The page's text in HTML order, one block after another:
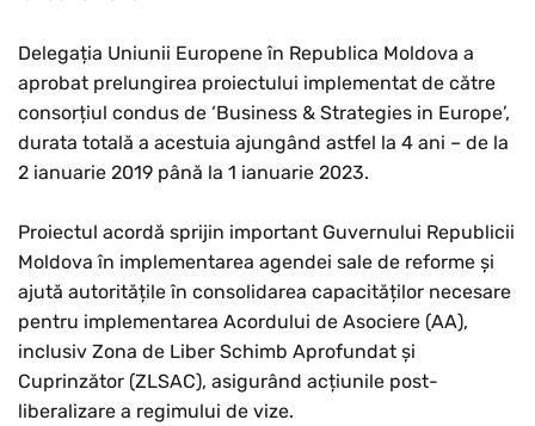
Delegația Uniunii Europene în Republica Moldova a
aprobat prelungirea proiectului implementat de către
consorțiul condus de ‘Business & Strategies in Europe’,
durata totală a acestuia ajungând astfel la 4 ani – de la
2 ianuarie 2019 până la 1 ianuarie 2023.
Proiectul acordă sprijin important Guvernului Republicii
Moldova în implementarea agendei sale de reforme și
ajută autoritățile în consolidarea capacităților necesare
pentru implementarea Acordului de Asociere (AA),
inclusiv Zona de Liber Schimb Aprofundat și
Cuprinzător (ZLSAC), asigurând acțiunile post-
liberalizare a regimului de vize.